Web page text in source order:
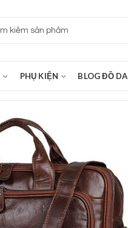
PHỤ KIỆN BLOG ĐỒ DA